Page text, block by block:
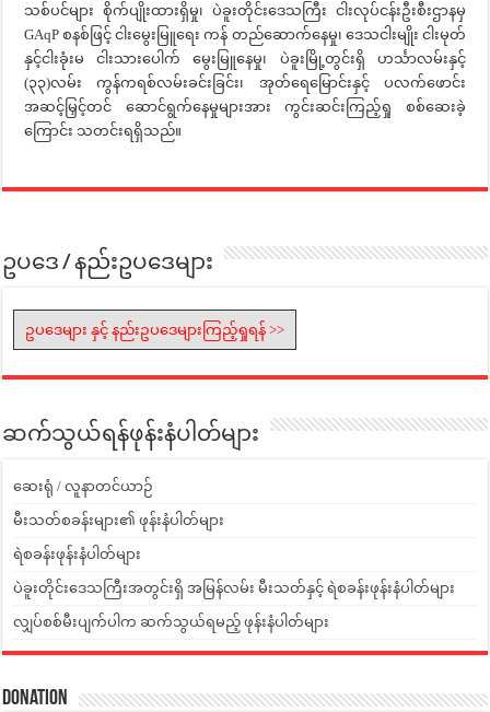
သစ်ပင်များ စိုက်ပျိုးထားရှိမှု၊ ပဲခူးတိုင်းဒေသကြီး ငါးလုပ်ငန်းဦးစီးဌာနမှ
GAqP စနစ်ဖြင့် ငါးမွေးမြူရေး ကန် တည်ဆောက်နေမှု၊ ဒေသငါးမျိုး ငါးမုတ်
နှင့်ငါးခုံးမ ငါးသားပေါက် မွေးမြူနေမှု၊ ပဲခူးမြို့တွင်းရှိ ဟင်္သာလမ်းနှင့်
(၃၃)လမ်း ကွန်ကရစ်လမ်းခင်းခြင်း၊ အုတ်ရေမြောင်းနှင့် ပလက်ဖောင်း
အဆင့်မြှင့်တင် ဆောင်ရွက်နေမှုများအား ကွင်းဆင်းကြည့်ရှု စစ်ဆေးခဲ့
ကြောင်း သတင်းရရှိသည်။
ဥပဒေ / နည်းဥပဒေများ
ဥပဒေများ နှင့် နည်းဥပဒေများကြည့်ရှုရန် >>
ဆက်သွယ်ရန်ဖုန်းနံပါတ်များ
ဆေးရုံ / လူနာတင်ယာဉ်
မီးသတ်စခန်းများ၏ ဖုန်းနံပါတ်များ
ရဲစခန်းဖုန်းနံပါတ်များ
ပဲခူးတိုင်းဒေသကြီးအတွင်းရှိ အမြန်လမ်း မီးသတ်နှင့် ရဲစခန်းဖုန်းနံပါတ်များ
လျှပ်စစ်မီးပျက်ပါက ဆက်သွယ်ရမည့် ဖုန်းနံပါတ်များ
Donation